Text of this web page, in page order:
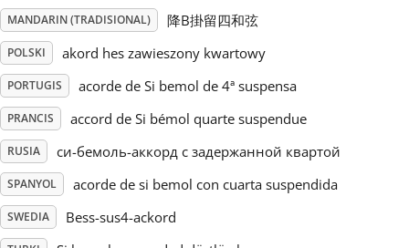
Türkçe
繁體中文
MANDARIN (TRADISIONAL) 降B掛留四和弦
POLSKI akord hes zawieszony kwartowy
PORTUGIS acorde de Si bemol de 4ª suspensa
PRANCIS accord de Si bémol quarte suspendue
RUSIA си-бемоль-аккорд с задержанной квартой
SPANYOL acorde de si bemol con cuarta suspendida
SWEDIA Bess-sus4-ackord